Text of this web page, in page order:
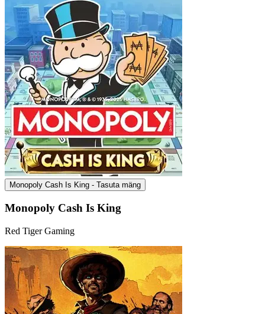
Monopoly Cash Is King - Tasuta mäng
Monopoly Cash Is King
Red Tiger Gaming